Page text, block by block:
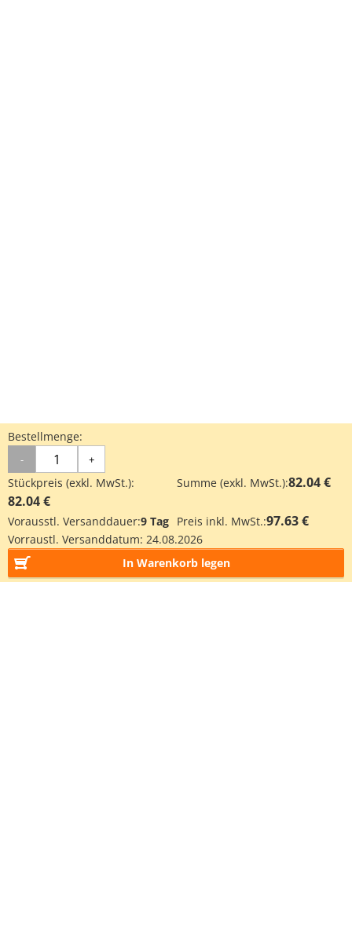
Bestellmenge:
- +
Stückpreis (exkl. MwSt.):
82.04 €
Summe (exkl. MwSt.):82.04 €
Vorausstl. Versanddauer:9 Tag Preis inkl. MwSt.:97.63 €
Vorraustl. Versanddatum: 24.08.2026
In Warenkorb legen